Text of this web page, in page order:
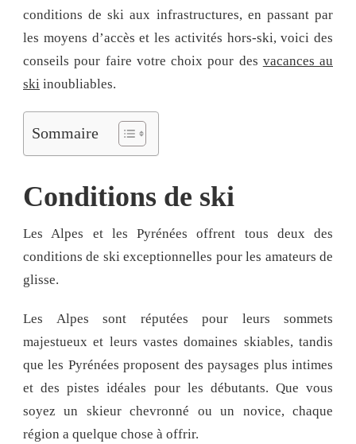
conditions de ski aux infrastructures, en passant par
les moyens d’accès et les activités hors-ski, voici des
conseils pour faire votre choix pour des vacances au
ski inoubliables.
Sommaire
Conditions de ski
Les Alpes et les Pyrénées offrent tous deux des
conditions de ski exceptionnelles pour les amateurs de
glisse.
Les Alpes sont réputées pour leurs sommets
majestueux et leurs vastes domaines skiables, tandis
que les Pyrénées proposent des paysages plus intimes
et des pistes idéales pour les débutants. Que vous
soyez un skieur chevronné ou un novice, chaque
région a quelque chose à offrir.